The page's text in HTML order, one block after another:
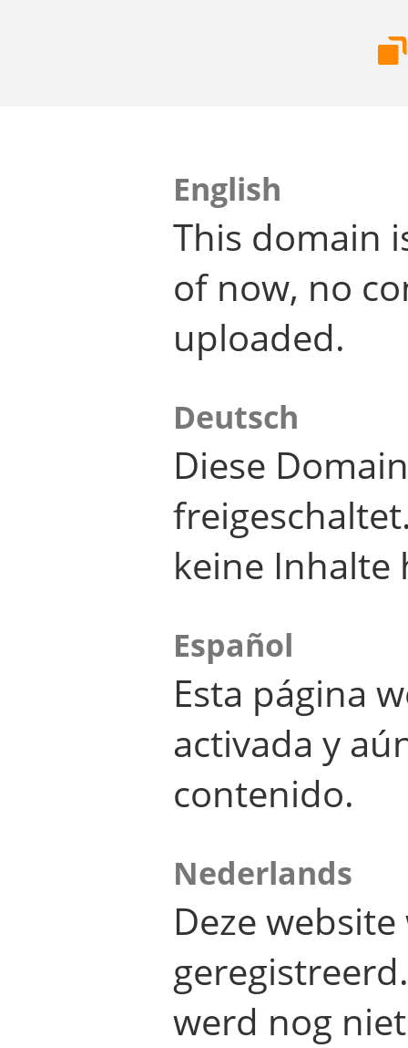
English
This domain
of now, no
uploaded.
Deutsch
Diese
keine Inhalte
Español
Esta página
activada y
contenido.
Nederlands
Deze
werd nog